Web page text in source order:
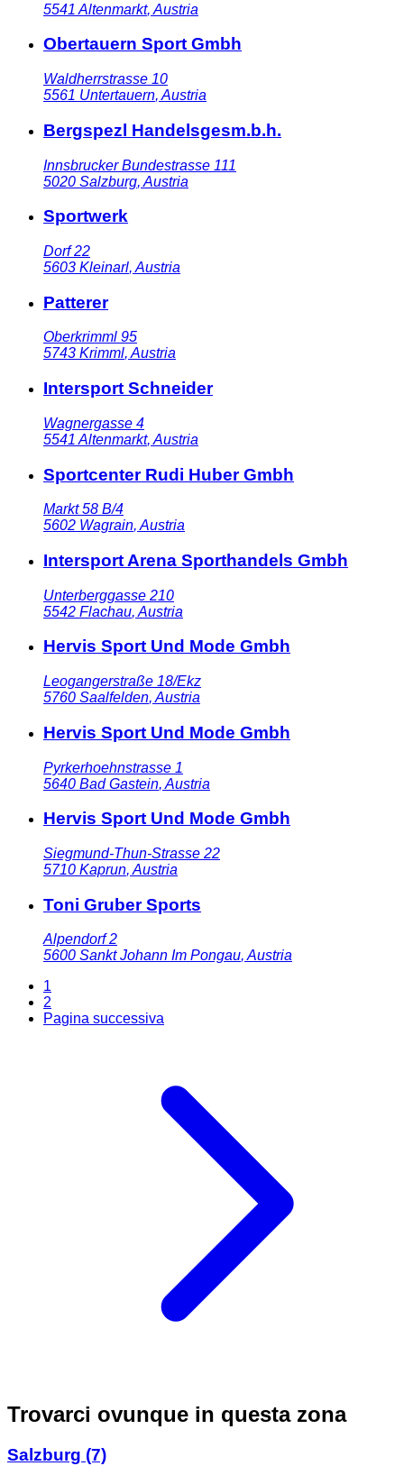
5541 Altenmarkt, Austria
Obertauern Sport Gmbh
Waldherrstrasse 10
5561 Untertauern, Austria
Bergspezl Handelsgesm.b.h.
Innsbrucker Bundestrasse 111
5020 Salzburg, Austria
Sportwerk
Dorf 22
5603 Kleinarl, Austria
Patterer
Oberkrimml 95
5743 Krimml,Austria
Intersport Schneider
Wagnergasse 4
5541 Altenmarkt, Austria
Sportcenter Rudi Huber Gmbh
Markt 58 B/4
5602 Wagrain, Austria
Intersport Arena Sporthandels Gmbh
Unterberggasse 210
5542 Flachau, Austria
Hervis Sport Und Mode Gmbh
Leogangerstraße 18/Ekz
5760 Saalfelden, Austria
Hervis Sport Und Mode Gmbh
Pyrkerhoehnstrasse 1
5640 Bad Gastein, Austria
Hervis Sport Und Mode Gmbh
Siegmund-Thun-Strasse 22
5710 Kaprun, Austria
Toni Gruber Sports
Alpendorf 2
5600 Sankt Johann Im Pongau,Austria
1
2
Pagina successiva
Trovarci ovunque in questa zona
Salzburg (7)